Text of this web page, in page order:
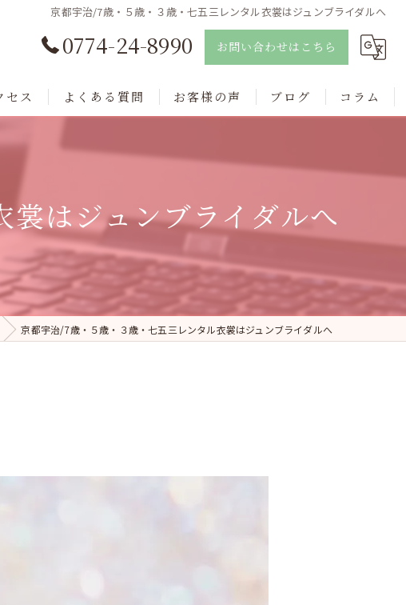
京都宇治/7歳・５歳・３歳・七五三レンタル衣裳はジュンブライダルへ
0774-24-8990 お問い合わせはこちら
セス よくある質問 お客様の声 ブログ コラム
はジュンブライダルへ
京都宇治/7歳・５歳・３歳・七五三レンタル衣裳はジュンブライダルへ